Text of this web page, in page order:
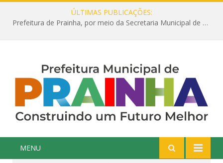
ÚLTIMAS PUBLICAÇÕES:
Prefeitura de Prainha, por meio da Secretaria Municipal de Educação, abre 354 vagas na área da Educação para 2025 com processo seletivo simplificado
MENU